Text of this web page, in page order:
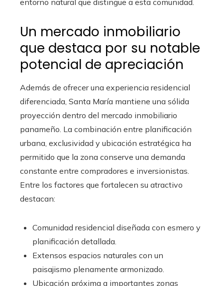
Un mercado inmobiliario
que destaca por su notable
potencial de apreciación
Además de ofrecer una experiencia residencial
diferenciada, Santa María mantiene una sólida
proyección dentro del mercado inmobiliario
panameño. La combinación entre planificación
urbana, exclusividad y ubicación estratégica ha
permitido que la zona conserve una demanda
constante entre compradores e inversionistas.
Entre los factores que fortalecen su atractivo
destacan:
Comunidad residencial diseñada con esmero y
planificación detallada.
Extensos espacios naturales con un
paisajismo plenamente armonizado.
Ubicación próxima a importantes zonas